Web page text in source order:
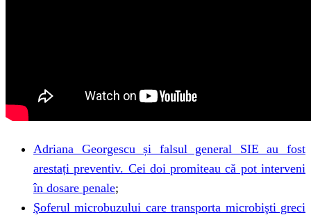
Adriana Georgescu și falsul general SIE au fost
arestați preventiv. Cei doi promiteau că pot interveni
în dosare penale;
Şoferul microbuzului care transporta microbişti greci